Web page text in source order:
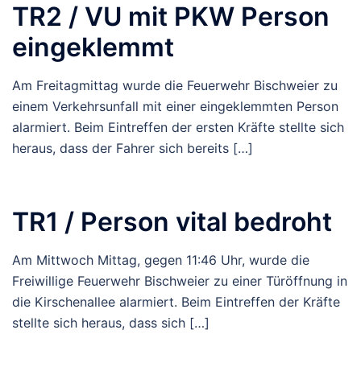
TR2 / VU mit PKW Person
eingeklemmt
Am Freitagmittag wurde die Feuerwehr Bischweier zu
einem Verkehrsunfall mit einer eingeklemmten Person
alarmiert. Beim Eintreffen der ersten Kräfte stellte sich
heraus, dass der Fahrer sich bereits […]
TR1 / Person vital bedroht
Am Mittwoch Mittag, gegen 11:46 Uhr, wurde die
Freiwillige Feuerwehr Bischweier zu einer Türöffnung in
die Kirschenallee alarmiert. Beim Eintreffen der Kräfte
stellte sich heraus, dass sich […]